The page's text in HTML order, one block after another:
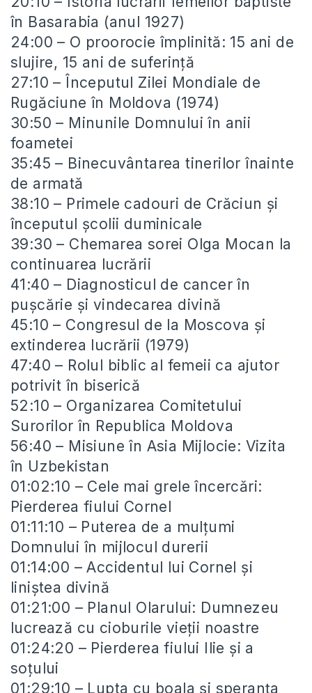
în Basarabia (anul 1927)
24:00 – O proorocie împlinită: 15 ani de
slujire, 15 ani de suferință
27:10 – Începutul Zilei Mondiale de
Rugăciune în Moldova (1974)
30:50 – Minunile Domnului în anii
foametei
35:45 – Binecuvântarea tinerilor înainte
de armată
38:10 – Primele cadouri de Crăciun și
începutul școlii duminicale
39:30 – Chemarea sorei Olga Mocan la
continuarea lucrării
41:40 – Diagnosticul de cancer în
pușcărie și vindecarea divină
45:10 – Congresul de la Moscova și
extinderea lucrării (1979)
47:40 – Rolul biblic al femeii ca ajutor
potrivit în biserică
52:10 – Organizarea Comitetului
Surorilor în Republica Moldova
56:40 – Misiune în Asia Mijlocie: Vizita
în Uzbekistan
01:02:10 – Cele mai grele încercări:
Pierderea fiului Cornel
01:11:10 – Puterea de a mulțumi
Domnului în mijlocul durerii
01:14:00 – Accidentul lui Cornel și
liniștea divină
01:21:00 – Planul Olarului: Dumnezeu
lucrează cu cioburile vieții noastre
01:24:20 – Pierderea fiului Ilie și a
soțului
01:29:10 – Lupta cu boala și speranța